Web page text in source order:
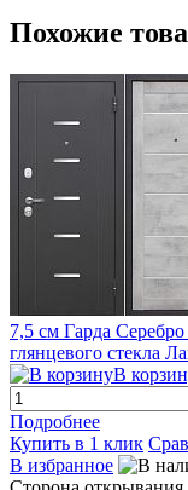
Похожие
7,5 см Гарда
глянцевого стекла
В
Подробнее
Купить в 1 клик
В избранное